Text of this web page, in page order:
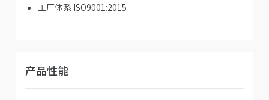
工厂体系 ISO9001:2015
产品性能